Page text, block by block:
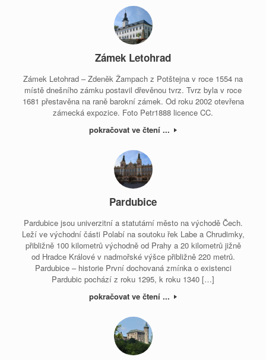
Zámek Letohrad
Zámek Letohrad – Zdeněk Žampach z Potštejna v roce 1554 na
místě dnešního zámku postavil dřevěnou tvrz. Tvrz byla v roce
1681 přestavěna na raně barokní zámek. Od roku 2002 otevřena
zámecká expozice. Foto Petr1888 licence CC.
pokračovat ve čtení ...
Pardubice
Pardubice jsou univerzitní a statutární město na východě Čech.
Leží ve východní části Polabí na soutoku řek Labe a Chrudimky,
přibližně 100 kilometrů východně od Prahy a 20 kilometrů jižně
od Hradce Králové v nadmořské výšce přibližně 220 metrů.
Pardubice – historie První dochovaná zmínka o existenci
Pardubic pochází z roku 1295, k roku 1340 […]
pokračovat ve čtení ...